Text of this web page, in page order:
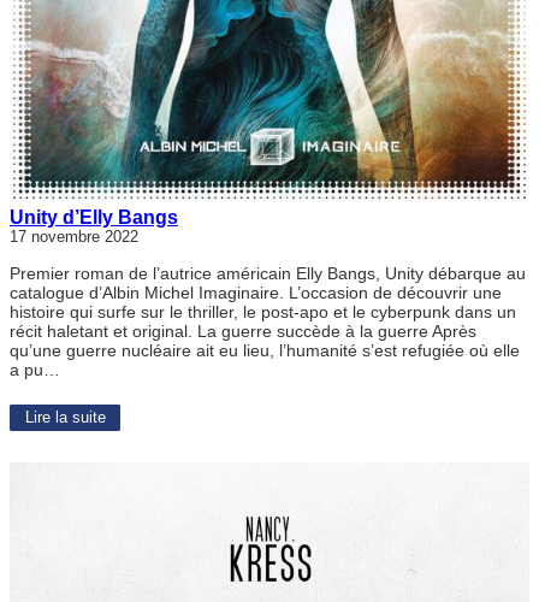
Unity d’Elly Bangs
17 novembre 2022
Premier roman de l’autrice américain Elly Bangs, Unity débarque au
catalogue d’Albin Michel Imaginaire. L’occasion de découvrir une
histoire qui surfe sur le thriller, le post-apo et le cyberpunk dans un
récit haletant et original. La guerre succède à la guerre Après
qu’une guerre nucléaire ait eu lieu, l’humanité s’est refugiée où elle
a pu…
Lire la suite